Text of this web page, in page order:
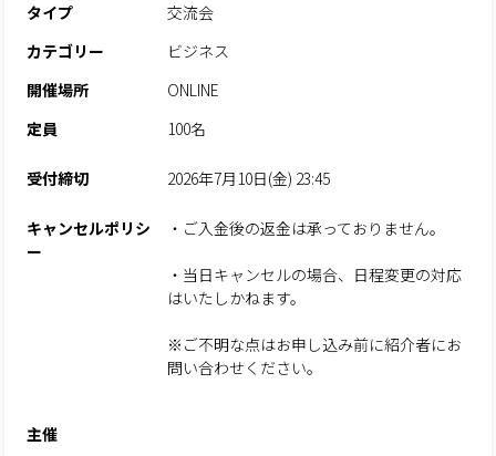
タイプ
交流会
カテゴリー
ビジネス
開催場所
ONLINE
定員
100名
受付締切 2026年7月10日(金) 23:45
キャンセルポリシ
ー
・ご入金後の返金は承っておりません。
・当日キャンセルの場合、日程変更の対応
はいたしかねます。
※ご不明な点はお申し込み前に紹介者にお
問い合わせください。
主催